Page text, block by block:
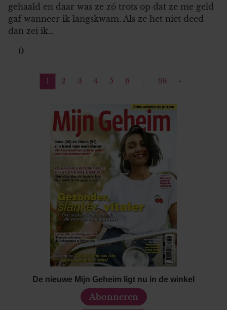
gehaald en daar was ze zó trots op dat ze me geld
gaf wanneer ik langskwam. Als ze het niet deed
dan zei ik…
0
Pagina
1 Pagina
2 Pagina
3 Pagina
4 Pagina
5 Pagina
6 Pagina
98 Volgende
»
De nieuwe Mijn Geheim ligt nu in de winkel
Abonneren